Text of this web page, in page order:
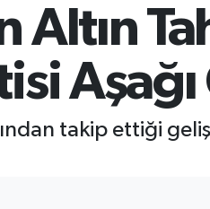
Altın
takip ettiği